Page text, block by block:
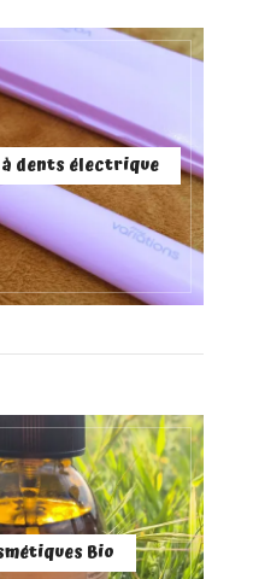
dents électrique
Bio